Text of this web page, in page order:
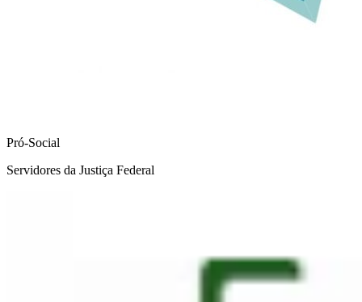
Pró-Social
Servidores da Justiça Federal